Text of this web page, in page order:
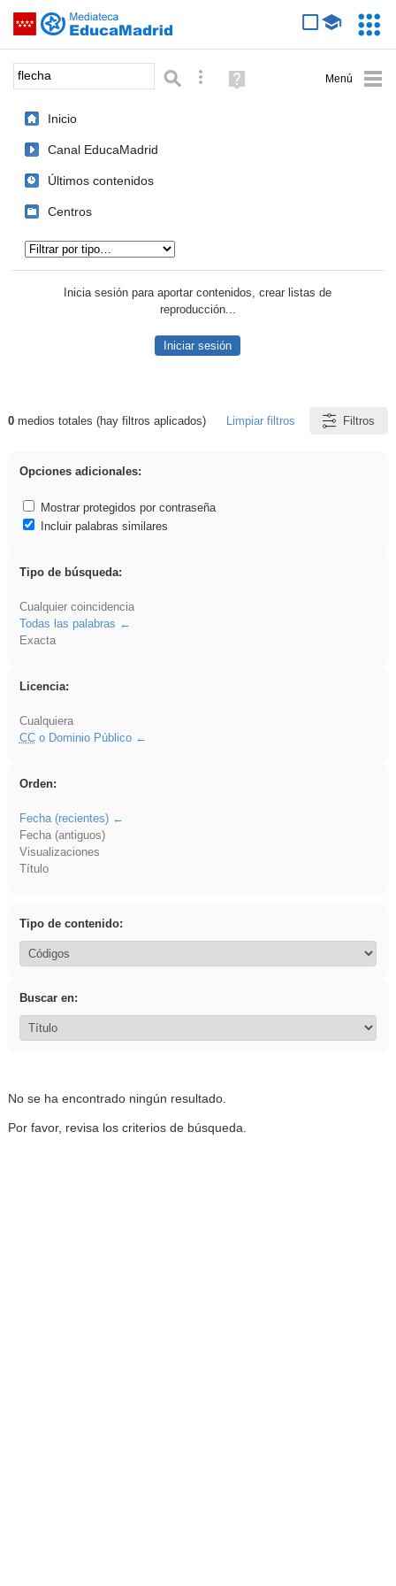
Saltar navegación
Palabra o frase: Búsqueda avanzada
Ayuda
(en
Inicio
Canal EducaMadrid
Últimos contenidos
Centros
Inicia sesión para aportar contenidos, crear listas de
reproducción...
Iniciar sesión
Resultados de: flecha
0medios totales (hay filtros aplicados) Limpiar filtros Filtros
Opciones adicionales:
Mostrar protegidos por contraseña
Incluir palabras similares
Tipo de búsqueda:
Cualquier coincidencia
Todas las palabras
Exacta
Licencia:
Cualquiera
CCo Dominio Público
Orden:
Fecha (recientes)
Fecha (antiguos)
Visualizaciones
Título
Tipo de contenido:
Buscar en:
No se ha encontrado ningún resultado.
Por favor, revisa los criterios de búsqueda.